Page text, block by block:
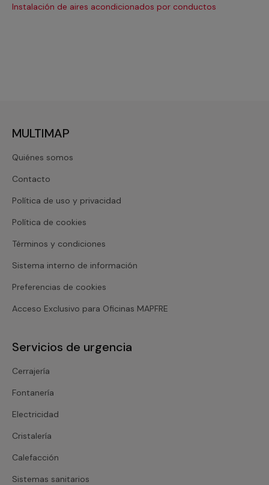
Instalación de aires acondicionados por conductos
MULTIMAP
Quiénes somos
Contacto
Política de uso y privacidad
Política de cookies
Términos y condiciones
Sistema interno de información
Preferencias de cookies
Acceso Exclusivo para Oficinas MAPFRE
Servicios de urgencia
Cerrajería
Fontanería
Electricidad
Cristalería
Calefacción
Sistemas sanitarios